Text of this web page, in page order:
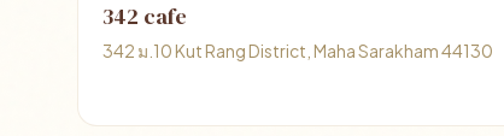
342 cafe
342 ม.10 Kut Rang District, Maha Sarakham 44130